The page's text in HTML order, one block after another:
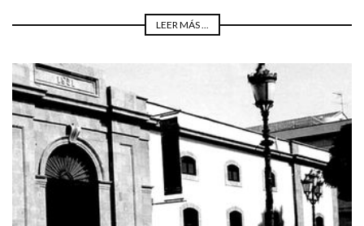
LEER MÁS ...